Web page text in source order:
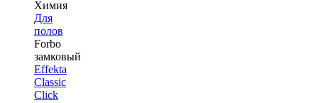
Химия
Для
полов
Forbo
замковый
Effekta
Classic
Click